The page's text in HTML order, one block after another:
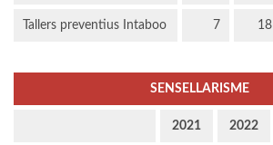
Tallers preventius Intaboo 7 18
SENSELLARISME
2021 2022